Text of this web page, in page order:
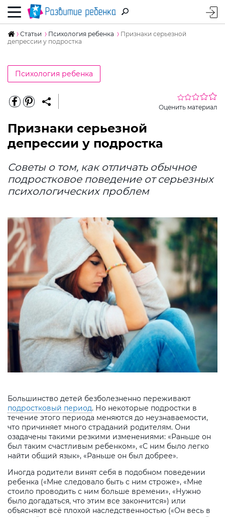
Статьи Психология ребенка
Признаки серьезной
депрессии у подростка
Психология ребенка
Оценить материал
Признаки серьезной
депрессии у подростка
Советы о том, как отличать обычное
подростковое поведение от серьезных
психологических проблем
Большинство детей безболезненно переживают
подростковый период. Но некоторые подростки в
течение этого периода меняются до неузнаваемости,
что причиняет много страданий родителям. Они
озадачены такими резкими изменениями: «Раньше он
был таким счастливым ребенком», «С ним было легко
найти общий язык», «Раньше он был добрее».
Иногда родители винят себя в подобном поведении
ребенка («Мне следовало быть с ним строже», «Мне
стоило проводить с ним больше времени», «Нужно
было догадаться, что этим все закончится») или
объясняют всё плохой наследственностью («Он весь в